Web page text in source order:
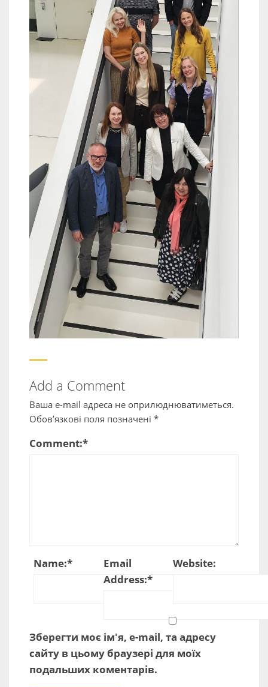
Add a Comment
Ваша e-mail адреса не оприлюднюватиметься.
Обов’язкові поля позначені *
Comment:*
Name:*
Email
Address:*
Website:
Зберегти моє ім'я, e-mail, та адресу
сайту в цьому браузері для моїх
подальших коментарів.